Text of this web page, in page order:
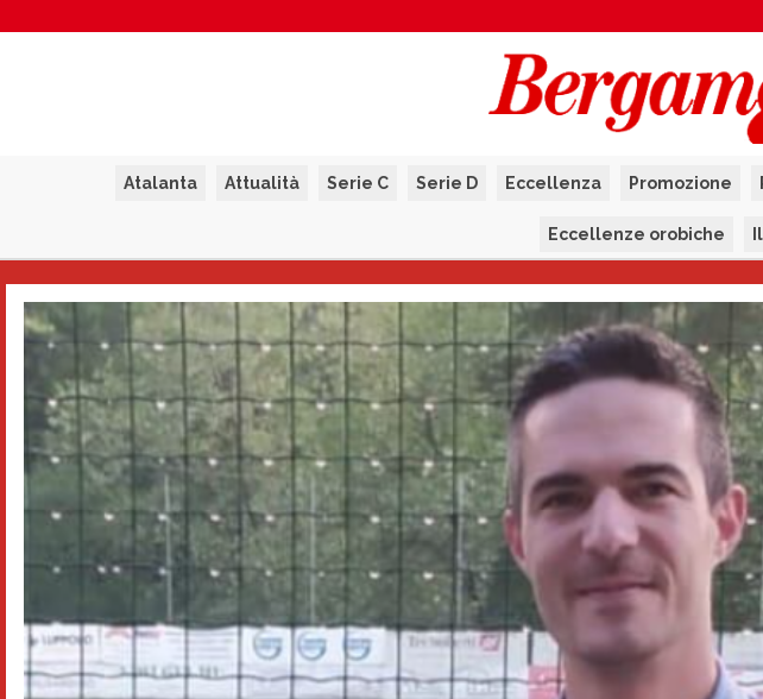
Atalanta Attualità Serie C Serie D Eccellenza Promozione
Eccellenze orobiche